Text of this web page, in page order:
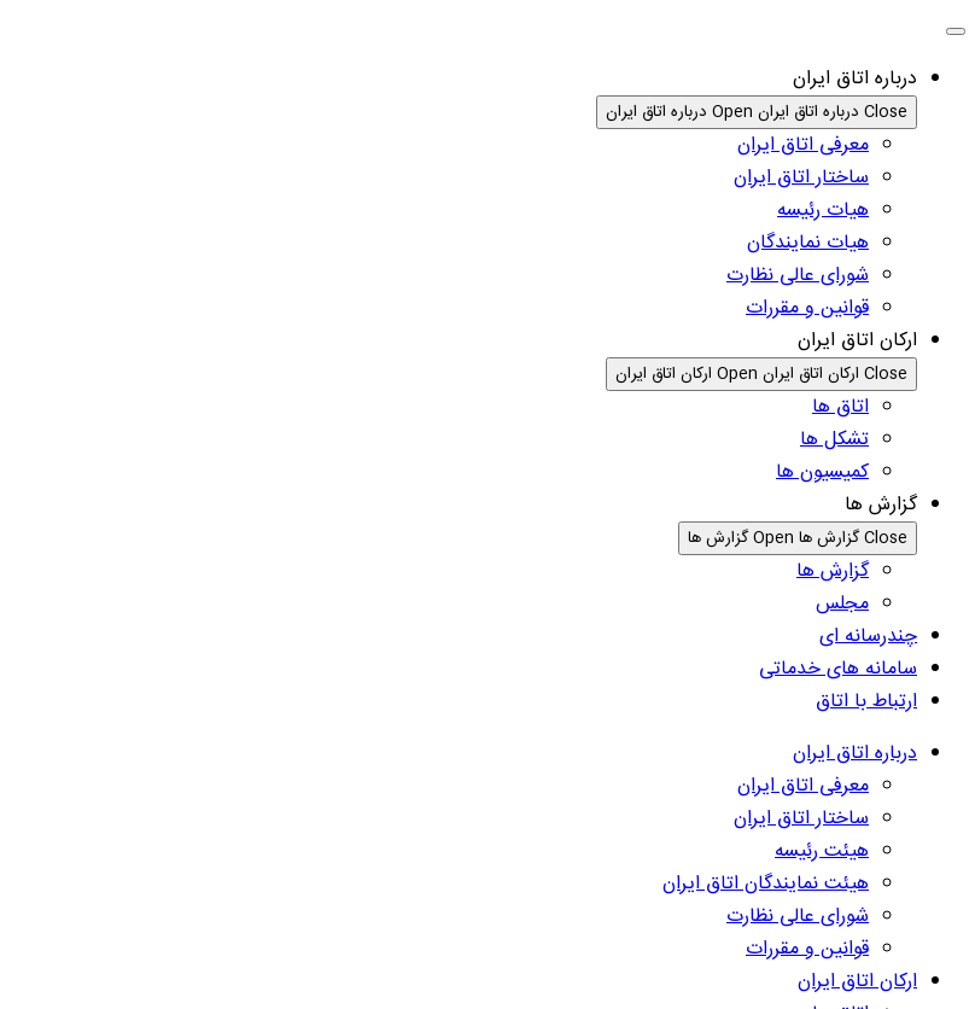
درباره اتاق ایران
Close درباره اتاق ایران Open درباره اتاق ایران
معرفی اتاق ایران
ساختار اتاق ایران
هیات رئیسه
هیات نمایندگان
شورای عالی نظارت
قوانین و مقررات
ارکان اتاق ایران
Close ارکان اتاق ایران Open ارکان اتاق ایران
اتاق ها
تشکل ها
کمیسیون ها
گزارش ها
Close گزارش ها Open گزارش ها
گزارش ها
مجلس
چندرسانه ای
سامانه های خدماتی
ارتباط با اتاق
درباره اتاق ایران
معرفی اتاق ایران
ساختار اتاق ایران
هیئت رئیسه
هیئت نمایندگان اتاق ایران
شورای عالی نظارت
قوانین و مقررات
ارکان اتاق ایران